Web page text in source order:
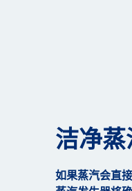
洁净
如果蒸汽会直